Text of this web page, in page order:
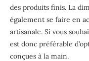
des produits finis. La
également se faire en
artisanale. Si vous
est donc préférable
conçues à la main.